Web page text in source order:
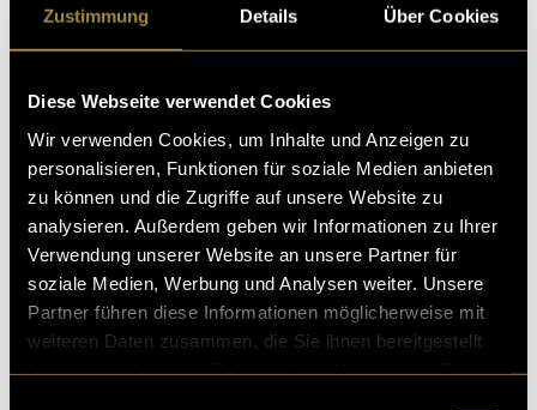
Zustimmung Details Über Cookies
Diese Webseite verwendet Cookies
Wir verwenden Cookies, um Inhalte und Anzeigen zu
personalisieren, Funktionen für soziale Medien anbieten
zu können und die Zugriffe auf unsere Website zu
analysieren. Außerdem geben wir Informationen zu Ihrer
Verwendung unserer Website an unsere Partner für
soziale Medien, Werbung und Analysen weiter. Unsere
Partner führen diese Informationen möglicherweise mit
weiteren Daten zusammen, die Sie ihnen bereitgestellt